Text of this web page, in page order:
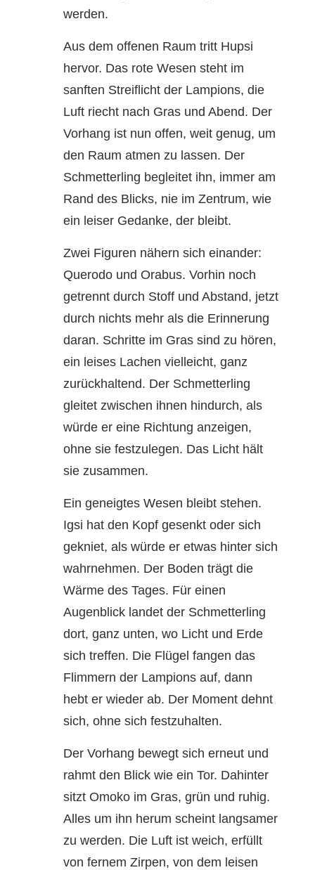
werden.
Aus dem offenen Raum tritt Hupsi
hervor. Das rote Wesen steht im
sanften Streiflicht der Lampions, die
Luft riecht nach Gras und Abend. Der
Vorhang ist nun offen, weit genug, um
den Raum atmen zu lassen. Der
Schmetterling begleitet ihn, immer am
Rand des Blicks, nie im Zentrum, wie
ein leiser Gedanke, der bleibt.
Zwei Figuren nähern sich einander:
Querodo und Orabus. Vorhin noch
getrennt durch Stoff und Abstand, jetzt
durch nichts mehr als die Erinnerung
daran. Schritte im Gras sind zu hören,
ein leises Lachen vielleicht, ganz
zurückhaltend. Der Schmetterling
gleitet zwischen ihnen hindurch, als
würde er eine Richtung anzeigen,
ohne sie festzulegen. Das Licht hält
sie zusammen.
Ein geneigtes Wesen bleibt stehen.
Igsi hat den Kopf gesenkt oder sich
gekniet, als würde er etwas hinter sich
wahrnehmen. Der Boden trägt die
Wärme des Tages. Für einen
Augenblick landet der Schmetterling
dort, ganz unten, wo Licht und Erde
sich treffen. Die Flügel fangen das
Flimmern der Lampions auf, dann
hebt er wieder ab. Der Moment dehnt
sich, ohne sich festzuhalten.
Der Vorhang bewegt sich erneut und
rahmt den Blick wie ein Tor. Dahinter
sitzt Omoko im Gras, grün und ruhig.
Alles um ihn herum scheint langsamer
zu werden. Die Luft ist weich, erfüllt
von fernem Zirpen, von dem leisen